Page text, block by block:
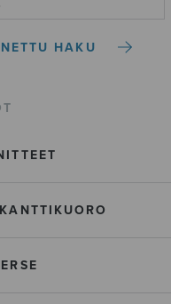
HAKU